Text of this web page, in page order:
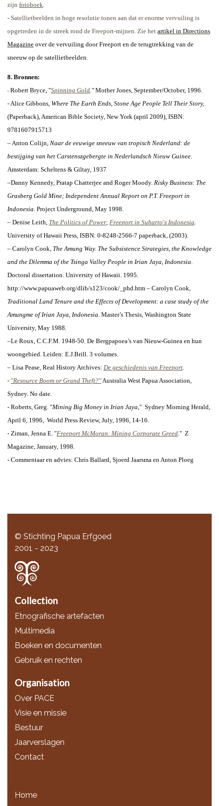
zijn fotoboek
- Satellietbeelden in hoge resolutie tonen aan dat er enorme vervuiling is
opgetreden in de streek rond de Freeport-mijnen. Zie het artikel in Directions
Magazine over de vervuiling door Freeport en de terugtrekking van de
sneeuw op de satellietbeelden
8. Bronnen:
- Robert Bryce, "Spinning Gold."Mother Jones, September/October, 1996.
- Alice Gibbons, Where The Earth Ends, Stone Age People Tell Their Story,
(Paperback), American Bible Society, New York (april 2009), ISBN:
9781607915713
– Anton Colijn, Naar de eeuwige sneeuw van tropisch Nederland: de
bestijging van het Carstenszgebergte in Nederlandsch Nieuw Guinee.
Amsterdam: Scheltens & Giltay, 1937
–Danny Kennedy, Pratap Chatterjee and Roger Moody. Risky Business: The
Grasberg Gold Mine; Independent Annual Report on P.T. Freeport in
Indonesia. Project Underground, May 1998.
– Denise Leith, The Politics of Power; Freeport in Suharto's Indonesia.
University of Hawaii Press, ISBN: 0-8248-2566-7 paperback, (2003).
– Carolyn Cook, The Amung Way. The Subsistence Strategies, the Knowledge
and the Dilemma of the Tsinga Valley People in Irian Jaya, Indonesia.
Doctoral dissertation. University of Hawaii. 1995.
http://www.papuaweb.org/dlib/s123/cook/_phd.htm – Carolyn Cook,
Traditional Land Tenure and the Effects of Development: a case study of the
Amungme of Irian Jaya, Indonesia. Master’s Thesis, Washington State
University, May 1988.
–Le Roux, C.C.F.M. 1948-50. De Bergpapoea’s van Nieuw-Guinea en hun
woongebied. Leiden: E.J.Brill. 3 volumes.
– Lisa Pease, Real History Archives: De geschiedenis van Freeport.
- "Resource Boom or Grand Theft?"Australia West Papua Association,
Sydney. No date.
- Roberts, Greg. "Mining Big Money in Irian Jaya," Sydney Morning Herald,
April 6, 1996, World Press Review, July, 1996, 14-16.
- Ziman, Jenna E. "Freeport McMoran: Mining Corporate Greed." Z
Magazine, January, 1998.
- Commentaar en advies: Chris Ballard, Sjoerd Jaarsma en Anton Ploeg
© Stichting Papua Erfgoed
2001 - 2023
Collection
Etnografische artefacten
Multimedia
Boeken en documenten
Gebruik en rechten
Organisation
Over PACE
Visie en missie
Bestuur
Jaarverslagen
Contact
Home